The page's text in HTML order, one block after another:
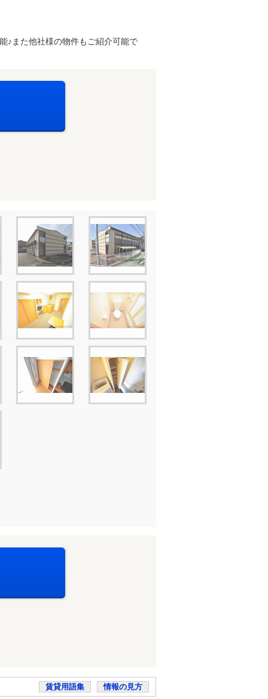
♪また他社様の物件もご紹介可能で
賃貸用語集 情報の見方